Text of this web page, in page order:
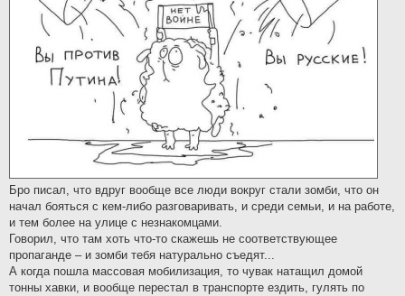
Бро писал, что вдруг вообще все люди вокруг стали зомби, что он
начал бояться с кем-либо разговаривать, и среди семьи, и на работе,
и тем более на улице с незнакомцами.
Говорил, что там хоть что-то скажешь не соответствующее
пропаганде – и зомби тебя натурально съедят...
А когда пошла массовая мобилизация, то чувак натащил домой
тонны хавки, и вообще перестал в транспорте ездить, гулять по